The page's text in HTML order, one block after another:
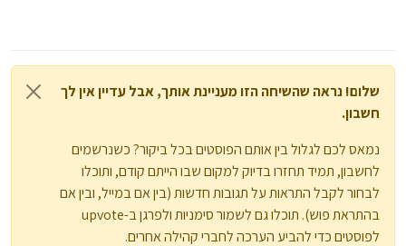
שלום! נראה שהשיחה הזו מעניינת אותך, אבל עדיין אין לך
חשבון.
נמאס לכם לגלול בין אותם הפוסטים בכל ביקור? כשנרשמים
לחשבון, תמיד תחזרו בדיוק למקום שבו הייתם קודם, ותוכלו
לבחור לקבל התראות על תגובות חדשות (בין אם במייל, ובין אם
בהתראת פוש). תוכלו גם לשמור סימניות ולפרגן ב-upvote
לפוסטים כדי להביע הערכה לחברי קהילה אחרים.